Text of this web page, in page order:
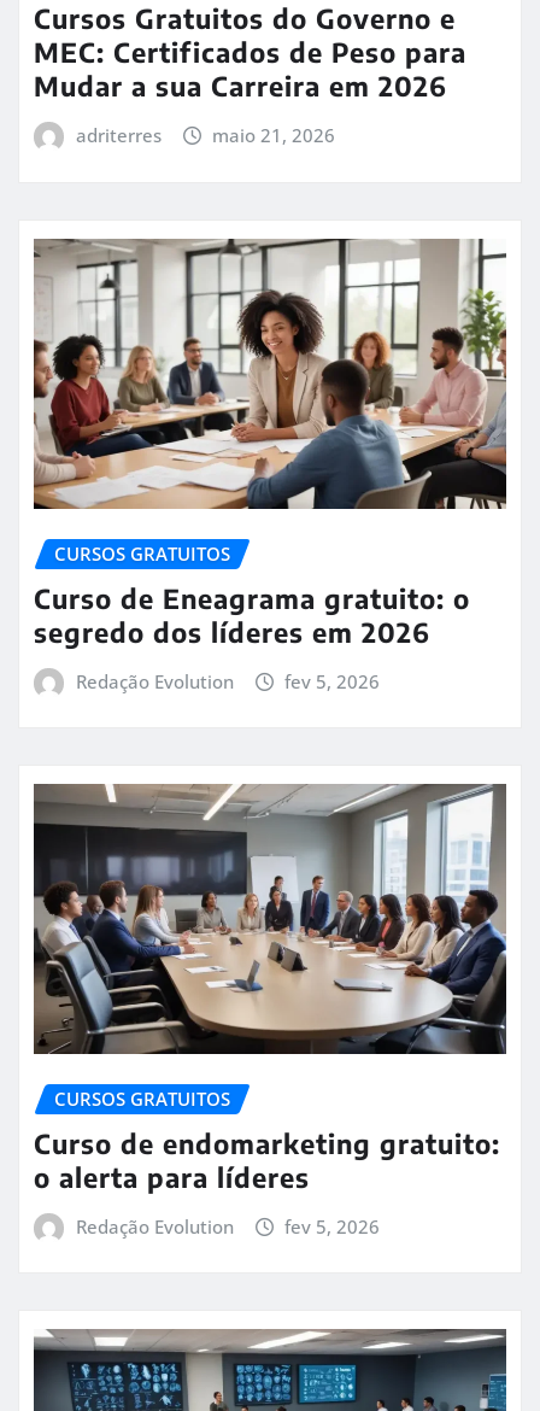
Cursos Gratuitos do Governo e
MEC: Certificados de Peso para
Mudar a sua Carreira em 2026
adriterres maio 21, 2026
CURSOS GRATUITOS
Curso de Eneagrama gratuito: o
segredo dos líderes em 2026
Redação Evolution fev 5, 2026
CURSOS GRATUITOS
Curso de endomarketing gratuito:
o alerta para líderes
Redação Evolution fev 5, 2026